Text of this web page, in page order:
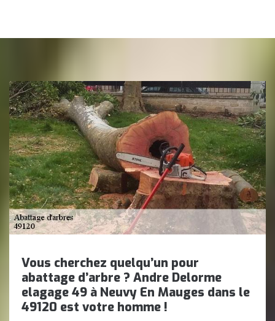
Vous cherchez quelqu’un pour
abattage d’arbre ? Andre Delorme
elagage 49 à Neuvy En Mauges dans le
49120 est votre homme !